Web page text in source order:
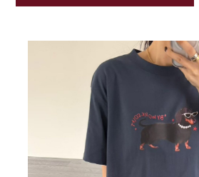
BOTTOM
ACC&SHOE
BIG SALE